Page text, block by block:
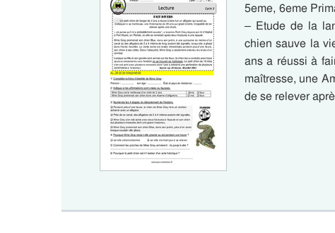
5eme, 6eme
– Etude de la
chien sauve la
ans a réussi à
maîtresse, une
de se relever